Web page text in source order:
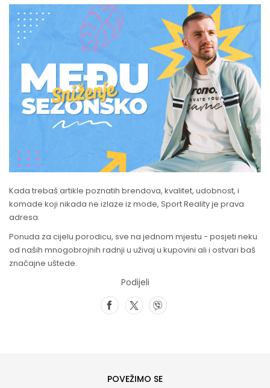
Kada trebaš artikle poznatih brendova, kvalitet, udobnost, i
komade koji nikada ne izlaze iz mode, Sport Reality je prava
adresa.
Ponuda za cijelu porodicu, sve na jednom mjestu - posjeti neku
od naših mnogobrojnih radnji u uživaj u kupovini ali i ostvari baš
značajne uštede.
Podijeli
POVEŽIMO SE